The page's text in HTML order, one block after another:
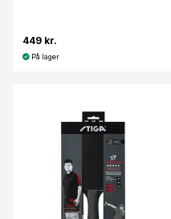
449 kr.
På lager